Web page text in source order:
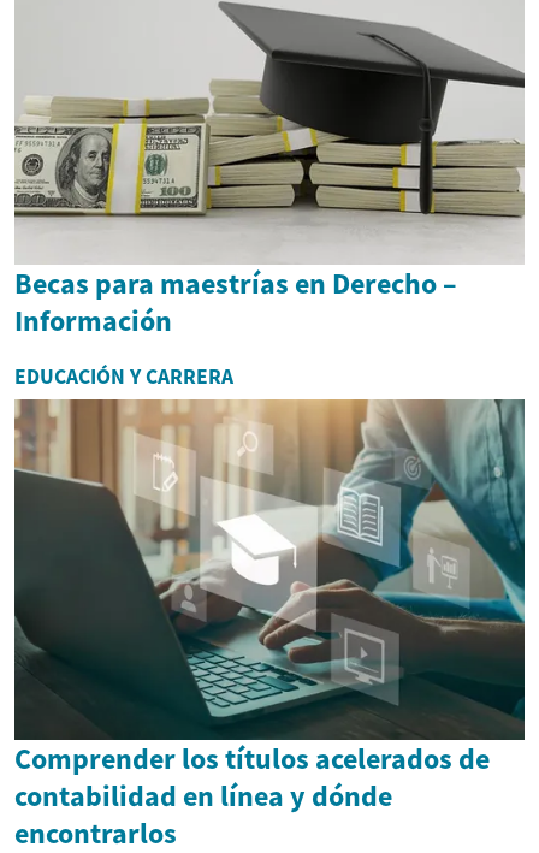
Becas para maestrías en Derecho –
Información
EDUCACIÓN Y CARRERA
Comprender los títulos acelerados de
contabilidad en línea y dónde
encontrarlos